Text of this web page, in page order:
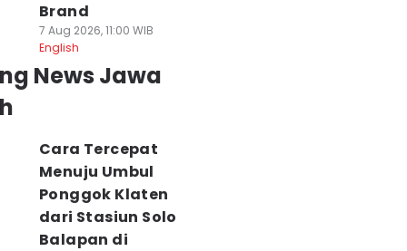
Brand
7 Aug 2026, 11:00 WIB
English
News Jawa
Cara Tercepat
Menuju Umbul
Ponggok Klaten
dari Stasiun Solo
Balapan di